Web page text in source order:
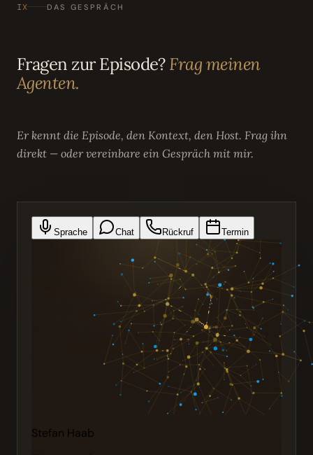
IX DAS GESPRÄCH
Fragen zur Episode?Frag meinen
Agenten.
Er kennt die Episode, den Kontext, den Host. Frag ihn
direkt — oder vereinbare ein Gespräch mit mir.
Sprache Chat Rückruf Termin
Stefan Haab